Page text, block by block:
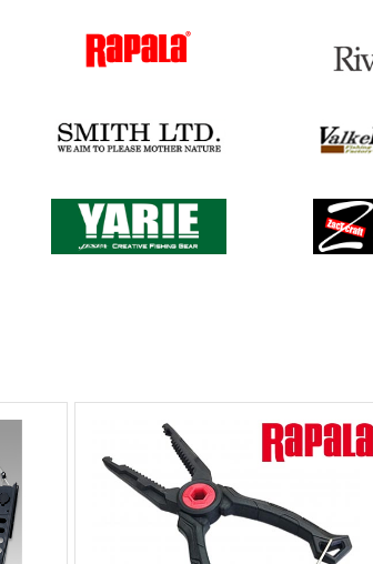
매장 영업시간
잭크래프트 집베이트